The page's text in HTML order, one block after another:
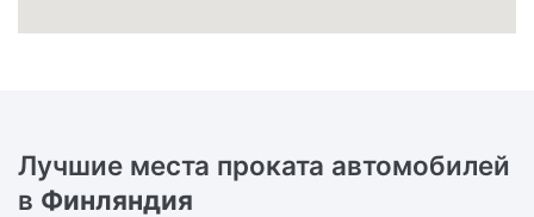
Лучшие места проката автомобилей
в Финляндия